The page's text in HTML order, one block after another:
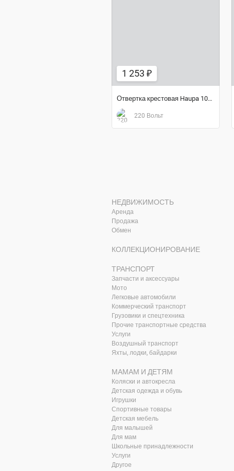
1 253 ₽
Отвертка крестовая Haupa 101999
220 Вольт
НЕДВИЖИМОСТЬ
Аренда
Продажа
Обмен
КОЛЛЕКЦИОНИРОВАНИЕ
ТРАНСПОРТ
Запчасти и аксессуары
Мото
Легковые автомобили
Коммерческий транспорт
Грузовики и спецтехника
Прочие транспортные средства
Услуги
Воздушный транспорт
Яхты, лодки, байдарки
МАМАМ И ДЕТЯМ
Коляски и автокресла
Детская одежда и обувь
Игрушки
Спортивные товары
Детская мебель
Для малышей
Для мам
Школьные принадлежности
Услуги
Другое